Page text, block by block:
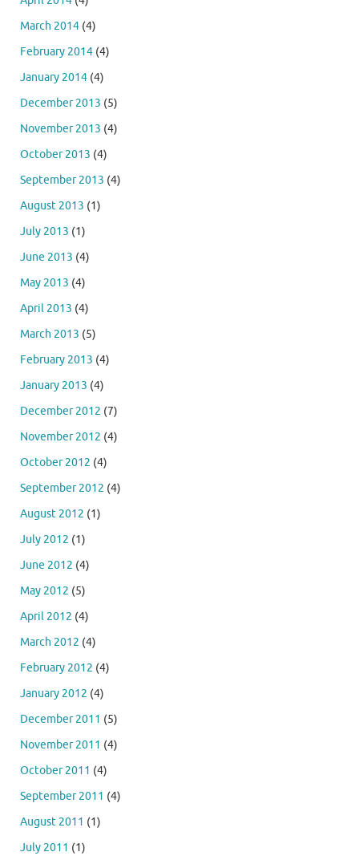
March 2014 (4)
February 2014 (4)
January 2014 (4)
December 2013 (5)
November 2013 (4)
October 2013 (4)
September 2013 (4)
August 2013 (1)
July 2013 (1)
June 2013 (4)
May 2013 (4)
April 2013 (4)
March 2013 (5)
February 2013 (4)
January 2013 (4)
December 2012 (7)
November 2012 (4)
October 2012 (4)
September 2012 (4)
August 2012 (1)
July 2012 (1)
June 2012 (4)
May 2012 (5)
April 2012 (4)
March 2012 (4)
February 2012 (4)
January 2012 (4)
December 2011 (5)
November 2011 (4)
October 2011 (4)
September 2011 (4)
August 2011 (1)
July 2011 (1)